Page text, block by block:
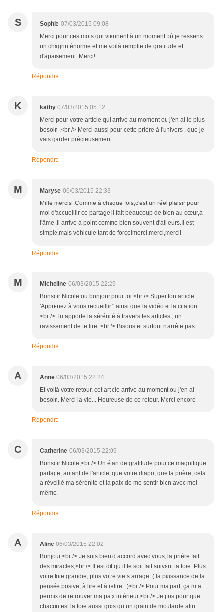
S Sophie 07/03/2015 09:08
Merci pour ces mots qui viennent à un moment où je ressens
un chagrin énorme et me voilà remplie de gratitude et
d'apaisement. Merci!
Répondre
K kathy 07/03/2015 05:12
Merci pour votre article qui arrive au moment ou j'en ai le plus
besoin .<br /> Merci aussi pour cette prière à l'univers , que je
vais garder précieusement .
Répondre
M Maryse 06/03/2015 22:33
Mille mercis .Comme à chaque fois,c'est un réel plaisir pour
moi d'accueillir ce partage.il fait beaucoup de bien au cœur,à
l'âme .Il arrive à point comme bien souvent d'ailleurs.Il est
simple,mais véhicule tant de force!merci,merci,merci!
Répondre
M Micheline 06/03/2015 22:29
Bonsoir Nicole ou bonjour pour toi <br /> Super ton article
'Apprenez à vous recueillir " ainsi que la vidéo et la citation .
<br /> Tu apporte la sérénité à travers tes articles , un
ravissement de te lire .<br /> Bisous et surtout n'arrête pas .
Répondre
A Anne 06/03/2015 22:24
Et voilà votre retour. cet article arrive au moment ou j'en ai
besoin. Merci la vie... Heureuse de ce retour. Merci encore
Répondre
C Catherine 06/03/2015 22:09
Bonsoir Nicole,<br /> Un élan de gratitude pour ce magnifique
partage, autant de l'article, que votre diapo, que la prière, cela
a réveillé ma sérénité et la paix de me sentir bien avec moi-
même.
Répondre
A Aline 06/03/2015 22:02
Bonjour,<br /> Je suis bien d accord avec vous, la prière fait
des miracles,<br /> Il est dit qu il te soit fait suivant ta foie. Plus
votre foie grandie, plus votre vie s arrage. ( la puissance de la
pensée posive, à lire et à relire...)<br /> Pour ma part, ça m a
permis de retrouver ma paix intérieur,<br /> Je pris pour que
chacun est la foie aussi gros qu un grain de moutarde afin